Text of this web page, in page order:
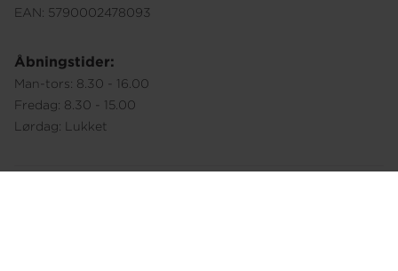
EAN: 5790002478093
Åbningstider:
Man-tors: 8.30 - 16.00
Fredag: 8.30 - 15.00
Lørdag: Lukket